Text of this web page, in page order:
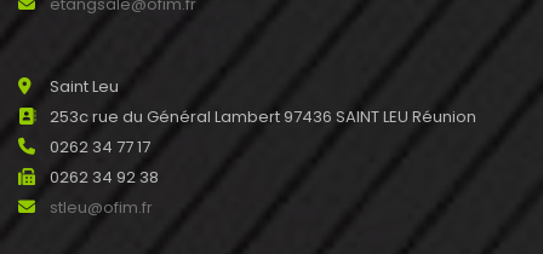
Saint Leu
253c rue du Général Lambert 97436 SAINT LEU Réunion
0262 34 77 17
0262 34 92 38
stleu@ofim.fr